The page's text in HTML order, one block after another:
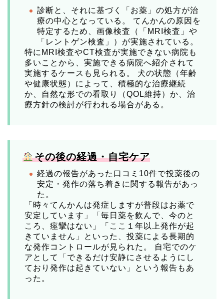
診断と、それに基づく「お薬」の処方が治
療の中心となっている。 てんかんの原因を
特定するため、画像検査（「MRI検査」や
「レントゲン検査」）が実施されている。
特にMRI検査やCT検査が実施できない病院も
多いことから、実施できる病院へ紹介されて
実施するケースも見られる。 犬の状態（年齢
や健康状態）によって、積極的な治療継続
か、自然な形での看取り（QOL維持）か、治
療方針の検討が行われる場合がある。
️その後の経過・自宅ケア
経過の報告があった口コミ10件で投薬後の
安定・発作の落ち着きに関する報告があっ
た。
「時々てんかんは発症しますが普段はお薬で
安定しています」「毎日薬を飲んで、今のと
ころ、痙攣はない」「ここ１年以上発作が起
きていません」といった、投薬による長期的
な発作コントロールが見られた。 自宅でのケ
アとして「できるだけ安静にさせるようにし
ており発作は起きていない」という報告もあ
った。